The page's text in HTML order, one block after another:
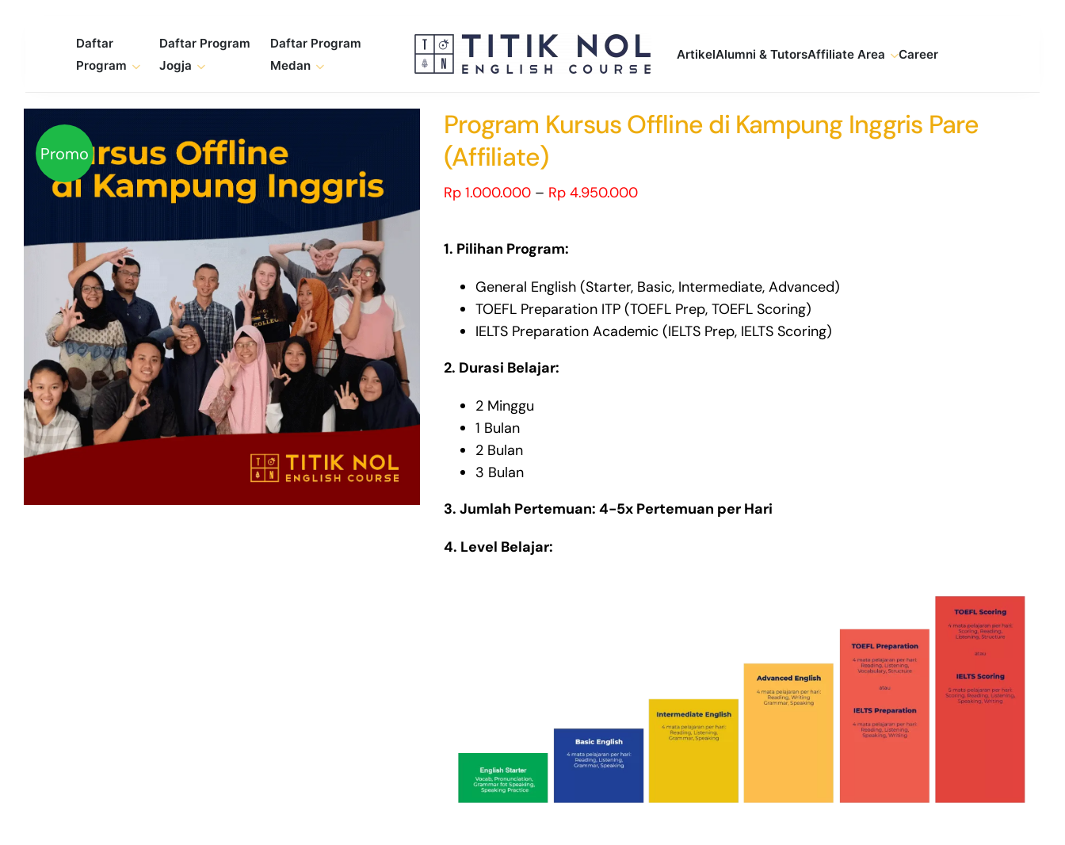
Daftar
Program
Daftar Program
Jogja
Daftar Program
Medan
ArtikelAlumni & TutorsAffiliate Area Career
Promo
Program Kursus Offline di Kampung Inggris Pare
(Affiliate)
Rp 1.000.000 – Rp 4.950.000Price
Rp 4.950.000
1. Pilihan Program:
General English (Starter, Basic, Intermediate, Advanced)
TOEFL Preparation ITP (TOEFL Prep, TOEFL Scoring)
IELTS Preparation Academic (IELTS Prep, IELTS Scoring)
2. Durasi Belajar:
2 Minggu
1 Bulan
2 Bulan
3 Bulan
3. Jumlah Pertemuan: 4-5x Pertemuan per Hari
4. Level Belajar: